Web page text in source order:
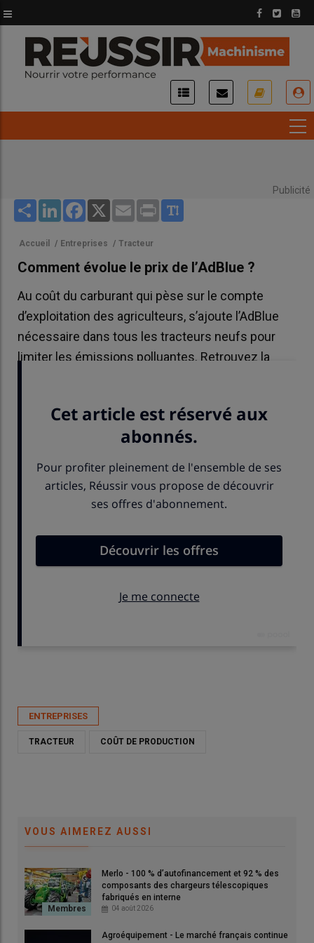
au
contenu
principal
Publicité
Share LinkedInFacebook
X Email Print
Accueil / Entreprises / Tracteur
Comment évolue le prix de l’AdBlue ?
Au coût du carburant qui pèse sur le compte
d’exploitation des agriculteurs, s’ajoute l’AdBlue
nécessaire dans tous les tracteurs neufs pour
limiter les émissions polluantes. Retrouvez la
© New Holland
ENTREPRISES
TRACTEUR COÛT DE PRODUCTION
VOUS AIMEREZ AUSSI
Merlo - 100 % d’autofinancement et 92 % des
composants des chargeurs télescopiques
fabriqués en interne
04 août 2026
Agroéquipement - Le marché français continue